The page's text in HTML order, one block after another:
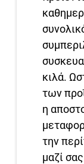
κιλά.
των
η
την
μαζί